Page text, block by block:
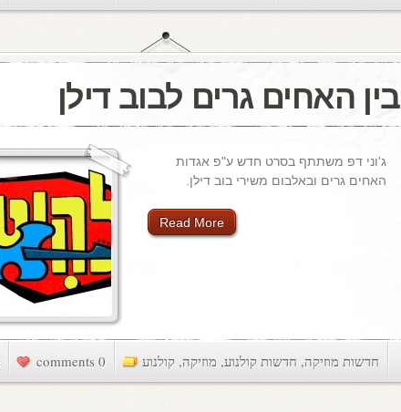
בין האחים גרים לבוב דילן
ג'וני דפ משתתף בסרט חדש ע"פ אגדות
האחים גרים ובאלבום משירי בוב דילן.
Read More
0 comments חדשות מוזיקה, חדשות קולנוע, מוזיקה, קולנוע